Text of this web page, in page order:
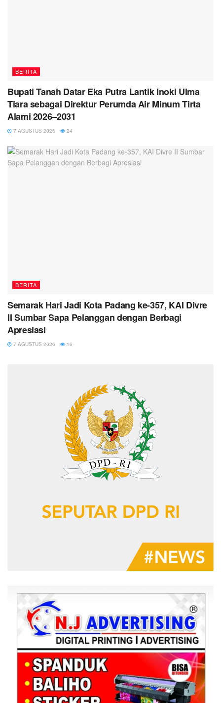
BERITA
Bupati Tanah Datar Eka Putra Lantik Inoki Ulma
Tiara sebagai Direktur Perumda Air Minum Tirta
Alami 2026–2031
7 AGUSTUS 2026 24
BERITA
Semarak Hari Jadi Kota Padang ke-357, KAI Divre
II Sumbar Sapa Pelanggan dengan Berbagi
Apresiasi
7 AGUSTUS 2026 16